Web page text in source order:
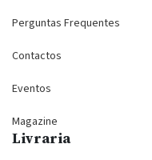
Perguntas Frequentes
Contactos
Eventos
Magazine
Livraria